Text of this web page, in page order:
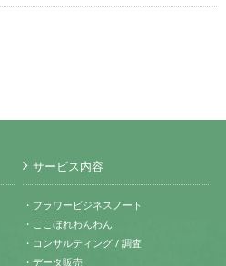
サービス内容
・フラワービジネスノート
・ここほれわんわん
・コンサルティング / 調査
・データ販売